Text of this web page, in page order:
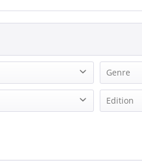
Genre
Edition